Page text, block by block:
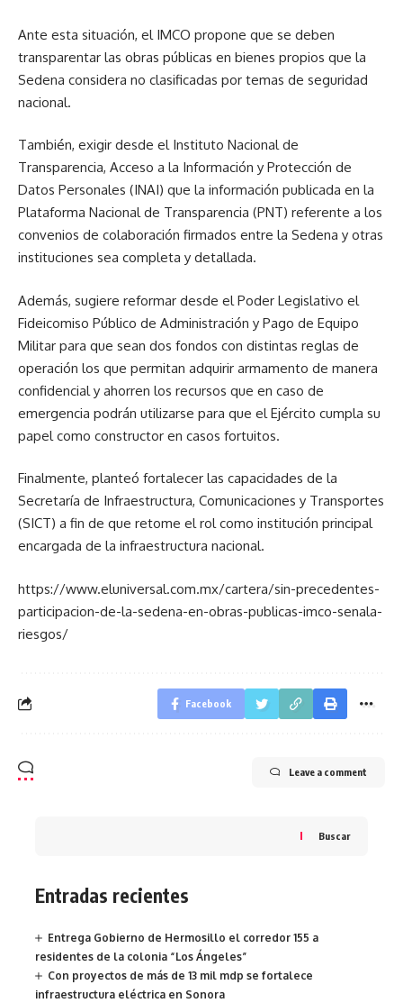
Ante esta situación, el IMCO propone que se deben
transparentar las obras públicas en bienes propios que la
Sedena considera no clasificadas por temas de seguridad
nacional.
También, exigir desde el Instituto Nacional de
Transparencia, Acceso a la Información y Protección de
Datos Personales (INAI) que la información publicada en la
Plataforma Nacional de Transparencia (PNT) referente a los
convenios de colaboración firmados entre la Sedena y otras
instituciones sea completa y detallada.
Además, sugiere reformar desde el Poder Legislativo el
Fideicomiso Público de Administración y Pago de Equipo
Militar para que sean dos fondos con distintas reglas de
operación los que permitan adquirir armamento de manera
confidencial y ahorren los recursos que en caso de
emergencia podrán utilizarse para que el Ejército cumpla su
papel como constructor en casos fortuitos.
Finalmente, planteó fortalecer las capacidades de la
Secretaría de Infraestructura, Comunicaciones y Transportes
(SICT) a fin de que retome el rol como institución principal
encargada de la infraestructura nacional.
https://www.eluniversal.com.mx/cartera/sin-precedentes-
participacion-de-la-sedena-en-obras-publicas-imco-senala-
riesgos/
Facebook
Leave a comment
Buscar
Entradas recientes
Entrega Gobierno de Hermosillo el corredor 155 a
residentes de la colonia “Los Ángeles”
Con proyectos de más de 13 mil mdp se fortalece
infraestructura eléctrica en Sonora